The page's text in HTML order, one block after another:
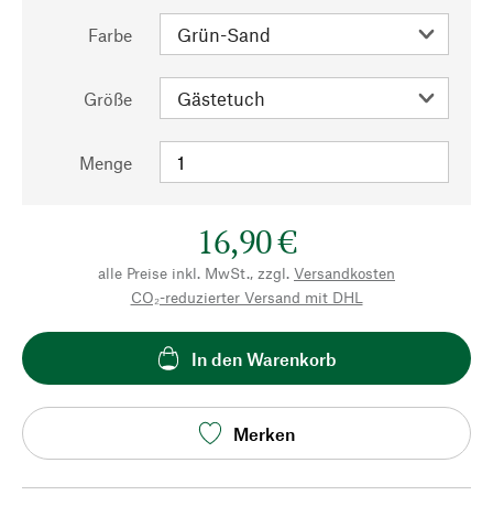
Farbe
Größe
Menge
16,90 €
alle Preise inkl. MwSt., zzgl. Versandkosten
CO₂-reduzierter Versand mit DHL
In den Warenkorb
Merken